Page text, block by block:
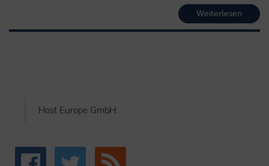
Weiterlesen
Host Europe GmbH